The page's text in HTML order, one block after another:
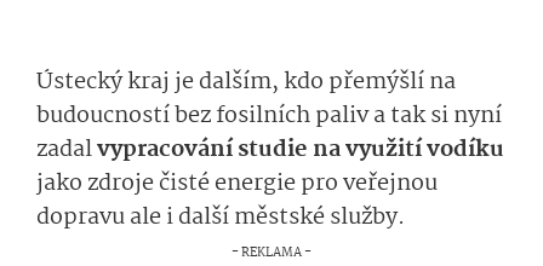
Ústecký kraj je dalším, kdo přemýšlí na
budoucností bez fosilních paliv a tak si nyní
zadalvypracování studie na využití vodíku
jako zdroje čisté energie pro veřejnou
dopravu ale i další městské služby.